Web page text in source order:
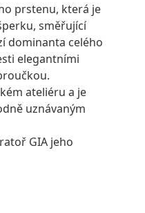
prstenu, která je
směřující
dominanta celého
elegantními
ateliéru a je
uznávaným
GIA jeho